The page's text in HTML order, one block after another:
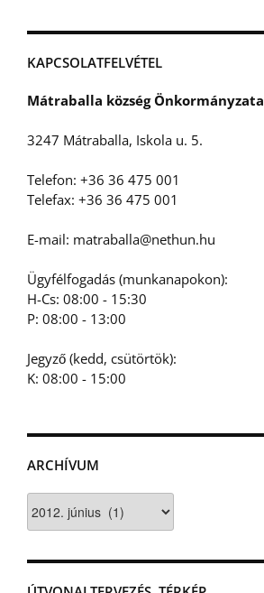
KAPCSOLATFELVÉTEL
Mátraballa község Önkormányzata
3247 Mátraballa, Iskola u. 5.
Telefon: +36 36 475 001
Telefax: +36 36 475 001
E-mail: matraballa@nethun.hu
Ügyfélfogadás (munkanapokon):
H-Cs: 08:00 - 15:30
P: 08:00 - 13:00
Jegyző (kedd, csütörtök):
K: 08:00 - 15:00
ARCHÍVUM